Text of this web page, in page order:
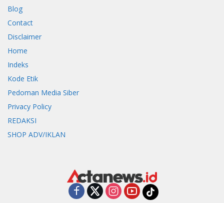
Blog
Contact
Disclaimer
Home
Indeks
Kode Etik
Pedoman Media Siber
Privacy Policy
REDAKSI
SHOP ADV/IKLAN